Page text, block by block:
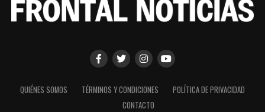
QUIÉNES SOMOS TÉRMINOS Y CONDICIONES
POLÍTICA DE PRIVACIDAD
CONTACTO